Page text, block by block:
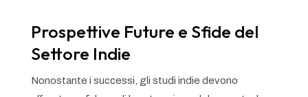
Prospettive Future e Sfide del
Settore Indie
Nonostante i successi, gli studi indie devono